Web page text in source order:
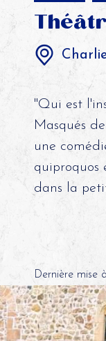
"Qui est
Masqués
une
quiproquos
dans la
Dernière mise